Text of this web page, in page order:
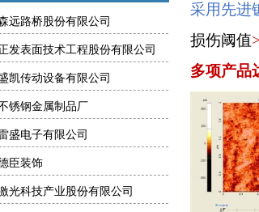
远路桥股份有限公司
发表面技术工程股份有限公司
凯传动设备有限公司
锈钢金属制品厂
盛电子有限公司
臣装饰
光科技产业股份有限公司
采用先进
损伤阈值
多项产品